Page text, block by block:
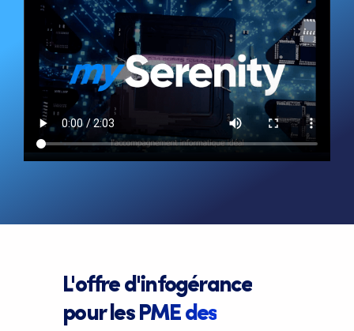
L'offre d'infogérance
pour les PME des